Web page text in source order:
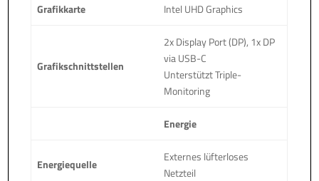
Grafikkarte Intel UHD Graphics
Grafikschnittstellen
2x Display Port (DP), 1x DP
via USB-C
Unterstützt Triple-
Monitoring
Energie
Energiequelle
Externes lüfterloses
Netzteil